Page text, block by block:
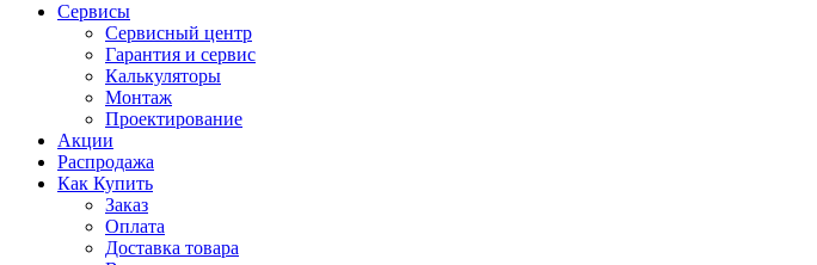
Сервисы
Сервисный центр
Гарантия и сервис
Калькуляторы
Монтаж
Проектирование
Акции
Распродажа
Как Купить
Заказ
Оплата
Доставка товара